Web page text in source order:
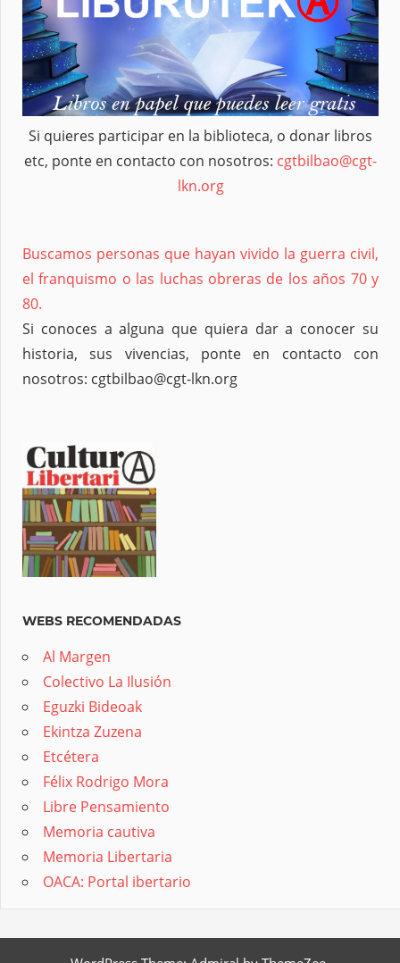
Si quieres participar en la biblioteca, o donar libros
etc, ponte en contacto con nosotros: cgtbilbao@cgt-
lkn.org
Buscamos personas que hayan vivido la guerra civil,
el franquismo o las luchas obreras de los años 70 y
80.
Si conoces a alguna que quiera dar a conocer su
historia, sus vivencias, ponte en contacto con
nosotros: cgtbilbao@cgt-lkn.org
WEBS RECOMENDADAS
Al Margen
Colectivo La Ilusión
Eguzki Bideoak
Ekintza Zuzena
Etcétera
Félix Rodrigo Mora
Libre Pensamiento
Memoria cautiva
Memoria Libertaria
OACA: Portal ibertario